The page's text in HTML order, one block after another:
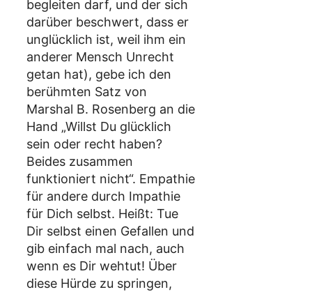
begleiten darf, und der sich
darüber beschwert, dass er
unglücklich ist, weil ihm ein
anderer Mensch Unrecht
getan hat), gebe ich den
berühmten Satz von
Marshal B. Rosenberg an die
Hand „Willst Du glücklich
sein oder recht haben?
Beides zusammen
funktioniert nicht“. Empathie
für andere durch Impathie
für Dich selbst. Heißt: Tue
Dir selbst einen Gefallen und
gib einfach mal nach, auch
wenn es Dir wehtut! Über
diese Hürde zu springen,